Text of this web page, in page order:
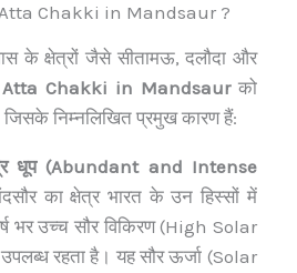
Chakki in Mandsaur ?
के क्षेत्रों जैसे सीतामऊ, दलौदा और
Chakki in Mandsaurको
जिसके निम्नलिखित प्रमुख कारण हैं:
धूप (Abundant and Intense
का क्षेत्र भारत के उन हिस्सों में
भर उच्च सौर विकिरण (High Solar
रहता है। यह सौर ऊर्जा (Solar